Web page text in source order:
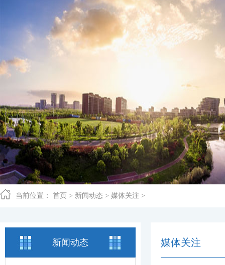
当前位置： 首页 > 新闻动态 > 媒体关注 >
新闻动态 媒体关注